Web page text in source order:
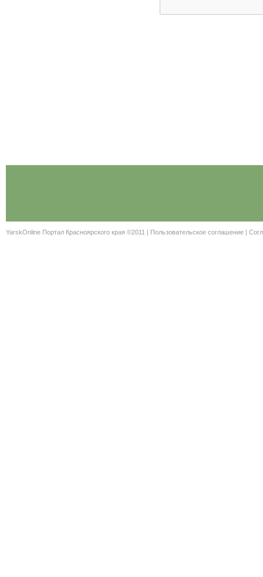
YarskOnline Портал Красноярского края ©2011 | Пользовательское соглашение |